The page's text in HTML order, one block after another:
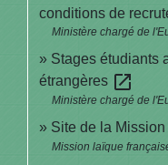
conditions de
Ministère chargé de
Stages étudiants
étrangères open_in_new
Ministère chargé de
Site de la
Mission laïque